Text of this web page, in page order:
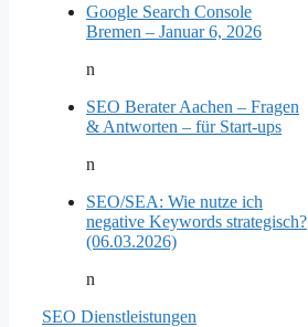
Google Search Console
Bremen – Januar 6, 2026
n
SEO Berater Aachen – Fragen
& Antworten – für Start-ups
n
SEO/SEA: Wie nutze ich
negative Keywords strategisch?
(06.03.2026)
n
SEO Dienstleistungen